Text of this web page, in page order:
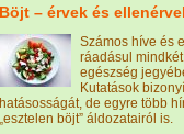
Böjt – érvek és
Számos híve és
ráadásul
egészség
Kutatások
hatásosságát, de egyre több
„esztelen böjt” áldozatairól is.